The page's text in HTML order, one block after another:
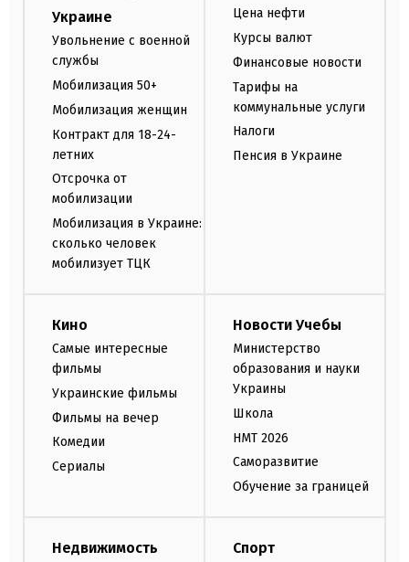
Украине
Увольнение с военной
службы
Мобилизация 50+
Мобилизация женщин
Контракт для 18-24-
летних
Отсрочка от
мобилизации
Мобилизация в Украине:
сколько человек
мобилизует ТЦК
Цена нефти
Курсы валют
Финансовые новости
Тарифы на
коммунальные услуги
Налоги
Пенсия в Украине
Кино
Самые интересные
фильмы
Украинские фильмы
Фильмы на вечер
Комедии
Сериалы
Новости Учебы
Министерство
образования и науки
Украины
Школа
НМТ 2026
Саморазвитие
Обучение за границей
Недвижимость Спорт